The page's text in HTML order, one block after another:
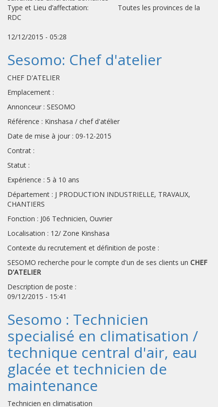
Type et Lieu d’affectation: Toutes les provinces de la
RDC
12/12/2015 - 05:28
Sesomo: Chef d'atelier
CHEF D'ATELIER
Emplacement :
Annonceur : SESOMO
Référence : Kinshasa / chef d'atélier
Date de mise à jour : 09-12-2015
Contrat :
Statut :
Expérience : 5 à 10 ans
Département : J PRODUCTION INDUSTRIELLE, TRAVAUX,
CHANTIERS
Fonction : J06 Technicien, Ouvrier
Localisation : 12/ Zone Kinshasa
Contexte du recrutement et définition de poste :
SESOMO recherche pour le compte d'un de ses clients un CHEF
D'ATELIER
Description de poste :
09/12/2015 - 15:41
Sesomo : Technicien
specialisé en climatisation /
technique central d'air, eau
glacée et technicien de
maintenance
Technicien en climatisation